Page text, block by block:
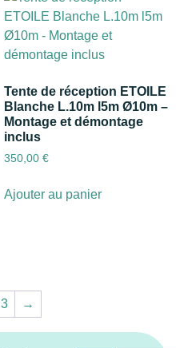
Tente de réception ETOILE
Blanche L.10m l5m Ø10m –
Montage et démontage
inclus
350,00 €
Ajouter au panier
3 →